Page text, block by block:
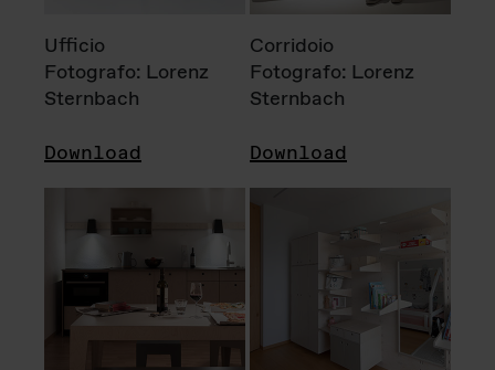
Ufficio
Fotografo: Lorenz
Sternbach
Download
Corridoio
Fotografo: Lorenz
Sternbach
Download